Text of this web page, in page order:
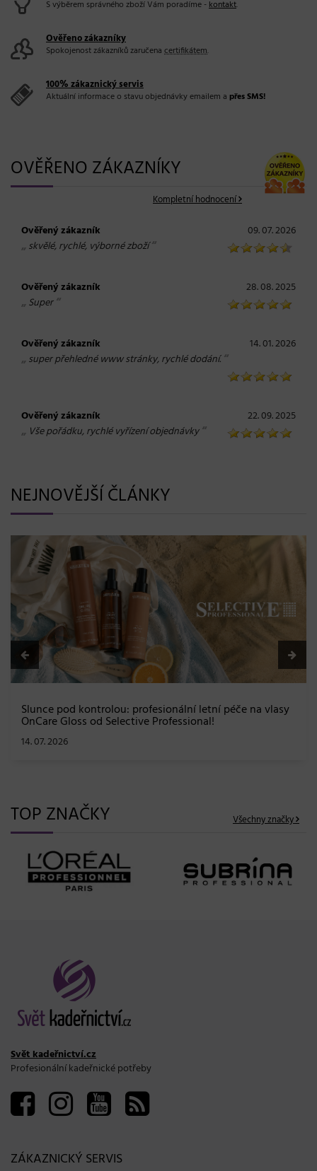
S výběrem správného zboží Vám poradíme -kontakt.
Ověřeno zákazníky
Spokojenost zákazníků zaručena certifikátem.
100% zákaznický servis
Aktuální informace o stavu objednávky emailem a přes SMS!
OVĚŘENO ZÁKAZNÍKY
Kompletní hodnocení
Ověřený zákazník 09. 07. 2026
„ skvělé, rychlé, výborné zboží“
Ověřený zákazník 28. 08. 2025
„ Super“
Ověřený zákazník 14. 01. 2026
„ super přehledné www stránky, rychlé dodání.“
Ověřený zákazník 22. 09. 2025
„ Vše pořádku, rychlé vyřízení objednávky“
NEJNOVĚJŠÍ ČLÁNKY
BLONDME přichází s novou érou blond: lesk, glow efekt
a maximální péče bez kompromisů
08. 06. 2026
TOP ZNAČKY Všechny značky
Svět kadeřnictví.cz
Profesionální kadeřnické potřeby
ZÁKAZNICKÝ SERVIS